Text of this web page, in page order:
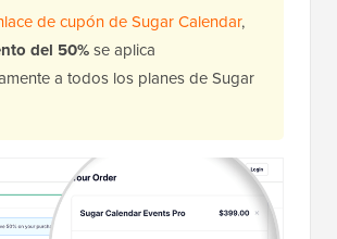
de cupón de Sugar Calendar,
del 50%se aplica
a todos los planes de Sugar